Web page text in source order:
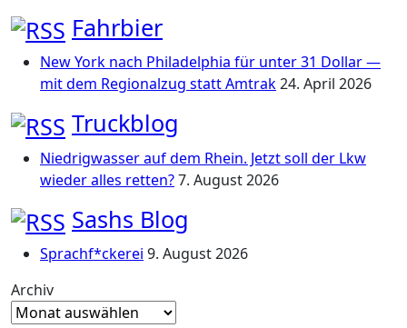
Fahrbier
New York nach Philadelphia für unter 31 Dollar —
mit dem Regionalzug statt Amtrak24. April 2026
Truckblog
Niedrigwasser auf dem Rhein. Jetzt soll der Lkw
wieder alles retten?7. August 2026
Sashs Blog
Sprachf*ckerei 9. August 2026
Archiv